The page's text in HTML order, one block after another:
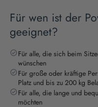
Für wen ist der
geeignet?
Für alle, die sich beim
wünschen
Für große oder kräftige
Platz und bis zu 200 kg
Für alle, die lange und
möchten